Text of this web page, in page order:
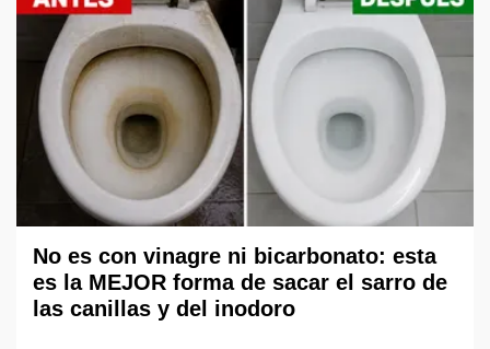
No es con vinagre ni bicarbonato: esta
es la MEJOR forma de sacar el sarro de
las canillas y del inodoro